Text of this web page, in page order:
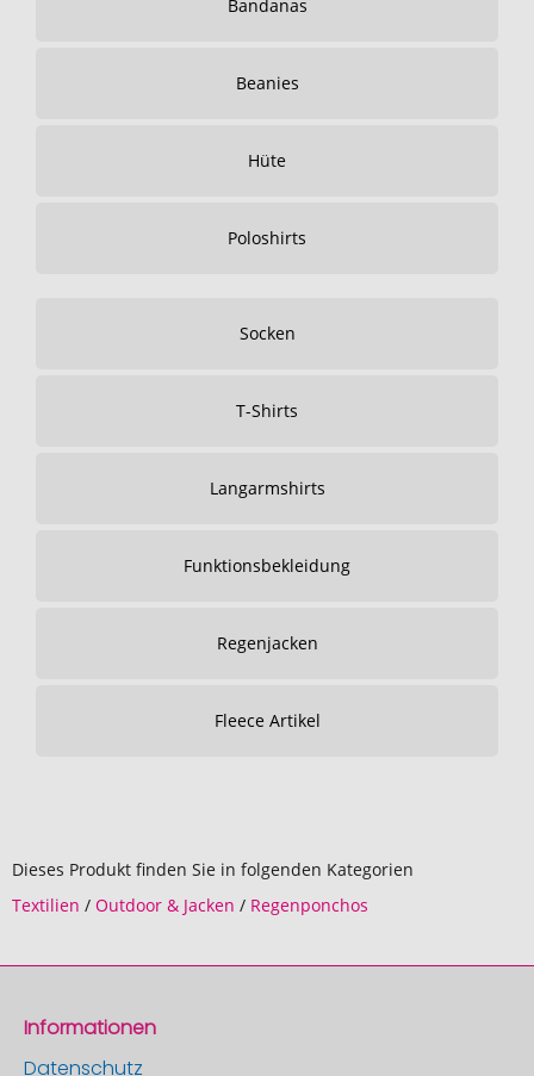
Bandanas
Beanies
Hüte
Poloshirts
Socken
T-Shirts
Langarmshirts
Funktionsbekleidung
Regenjacken
Fleece Artikel
Dieses Produkt finden Sie in folgenden Kategorien
Textilien / Outdoor & Jacken / Regenponchos
Informationen
Datenschutz